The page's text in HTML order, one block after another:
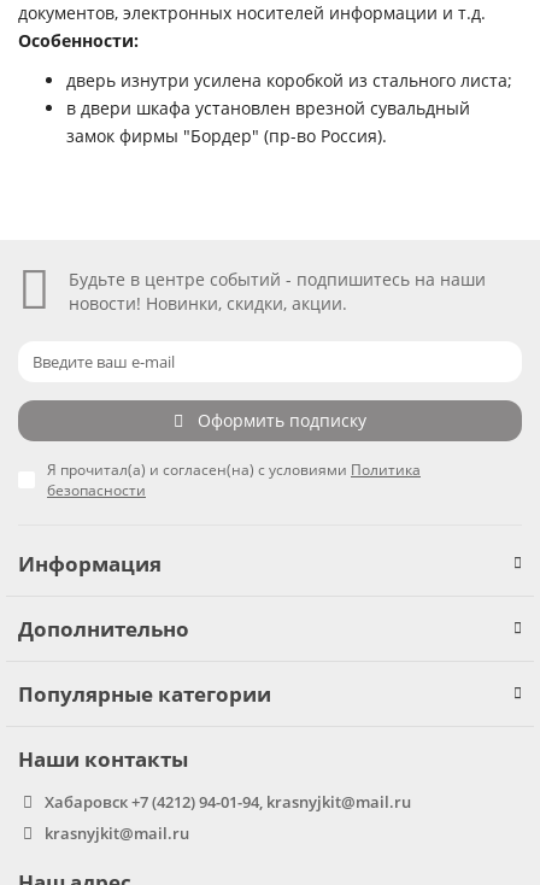
документов, электронных носителей информации и т.д.
Особенности:
дверь изнутри усилена коробкой из стального листа;
в двери шкафа установлен врезной сувальдный
замок фирмы "Бордер" (пр-во Россия).
Будьте в центре событий - подпишитесь на наши
новости! Новинки, скидки, акции.
Оформить подписку
Я прочитал(а) и согласен(на) с условиями Политика
безопасности
Информация
Дополнительно
Популярные категории
Наши контакты
Хабаровск +7 (4212) 94-01-94, krasnyjkit@mail.ru
krasnyjkit@mail.ru